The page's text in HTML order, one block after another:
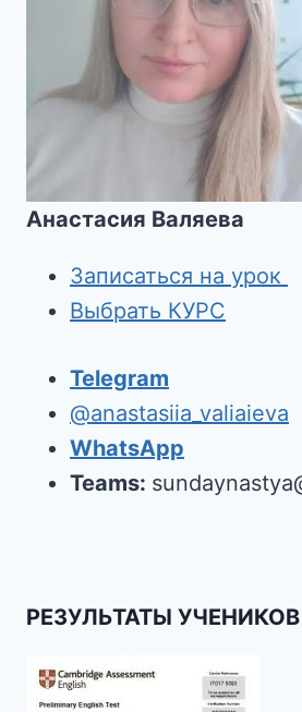
Анастасия Валяева
Записаться на урок
Выбрать КУРС
Telegram
@anastasiia_valiaieva
WhatsApp
Teams:
РЕЗУЛЬТАТЫ УЧЕНИКОВ